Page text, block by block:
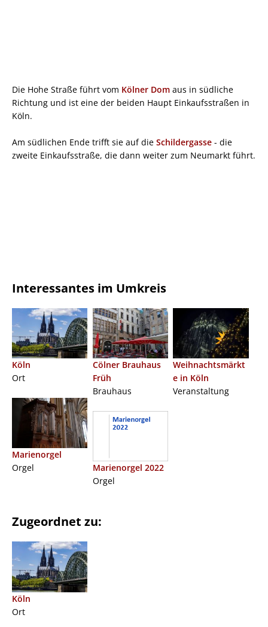
Die Hohe Straße führt vom Kölner Dom aus in südliche
Richtung und ist eine der beiden Haupt Einkaufsstraßen in
Köln.
Am südlichen Ende trifft sie auf die Schildergasse - die
zweite Einkaufsstraße, die dann weiter zum Neumarkt führt.
Interessantes im Umkreis
Köln
Ort
Marienorgel
Orgel
Cölner Brauhaus
Früh
Brauhaus
Marienorgel 2022
Orgel
Weihnachtsmärkt
e in Köln
Veranstaltung
Zugeordnet zu:
Köln
Ort